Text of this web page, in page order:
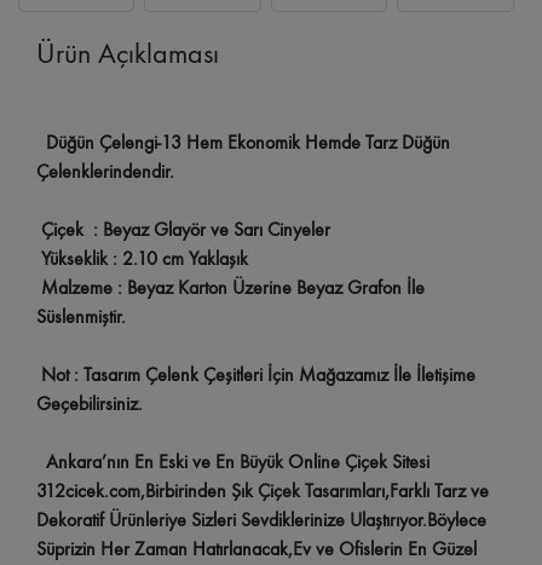
Ürün Açıklaması
Düğün Çelengi-13 Hem Ekonomik Hemde Tarz Düğün
Çelenklerindendir.
Çiçek : Beyaz Glayör ve Sarı Cinyeler
Yükseklik : 2.10 cm Yaklaşık
Malzeme : Beyaz Karton Üzerine Beyaz Grafon İle
Süslenmiştir.
Not : Tasarım Çelenk Çeşitleri İçin Mağazamız İle İletişime
Geçebilirsiniz.
Ankara’nın En Eski ve En Büyük Online Çiçek Sitesi
312cicek.com,Birbirinden Şık Çiçek Tasarımları,Farklı Tarz ve
Dekoratif Ürünleriye Sizleri Sevdiklerinize Ulaştırıyor.Böylece
Süprizin Her Zaman Hatırlanacak,Ev ve Ofislerin En Güzel